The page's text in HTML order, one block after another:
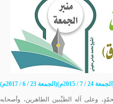
24 / 7 / 2015م)(الجمعة 23 / 6 / 2017م)
وعلى آله الطيِّبين الطاهرين، وأصحابه